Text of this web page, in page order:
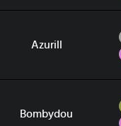
Azurill
Bombydou